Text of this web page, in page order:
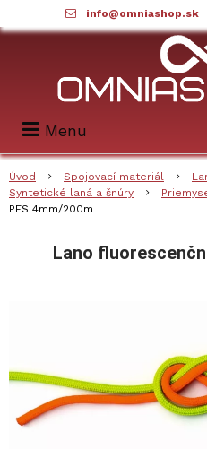
info@omniashop.sk
Menu
Úvod Spojovací materiál
Syntetické laná a šnúry
PES 4mm/200m
Lano